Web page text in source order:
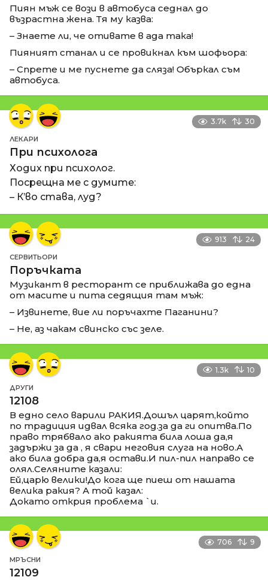
Пиян мъж се вози в автобуса седнал до
възрастна жена. Тя му казва:
– Знаете ли, че отивате в ада така!
Пияният станал и се провикнал към шофьора:
– Спрете и ме пуснете да сляза! Объркал съм
автобуса.
3.7k 30
ЛЕКАРИ
При психолога
Ходих при психолог.
Посрещна ме с думите:
– К’во става, луд?
913 24
СЕРВИТЬОРИ
Поръчката
Музикант в ресторант се приближава до една
от масите и пита седящия там мъж:
– Извинете, вие ли поръчахте Паганини?
– Не, аз чакам свинско със зеле.
1.3k 10
ДРУГИ
12108
В едно село варили РАКИЯ.Дошъл царят,който
по традиция идвал всяка год.за да ги опитва.По
право трябвало ако ракията била лоша да,я
задържи за да , я свари неговия слуга на ново.А
ако била добра да,я остави.И пил-пил направо се
олял.Селяните казали:
Ей,царю велики!До кога ще пиеш от нашата
велика ракия? А той казал:
Докато открия проблема `и.
706 9
МРЪСНИ
12109